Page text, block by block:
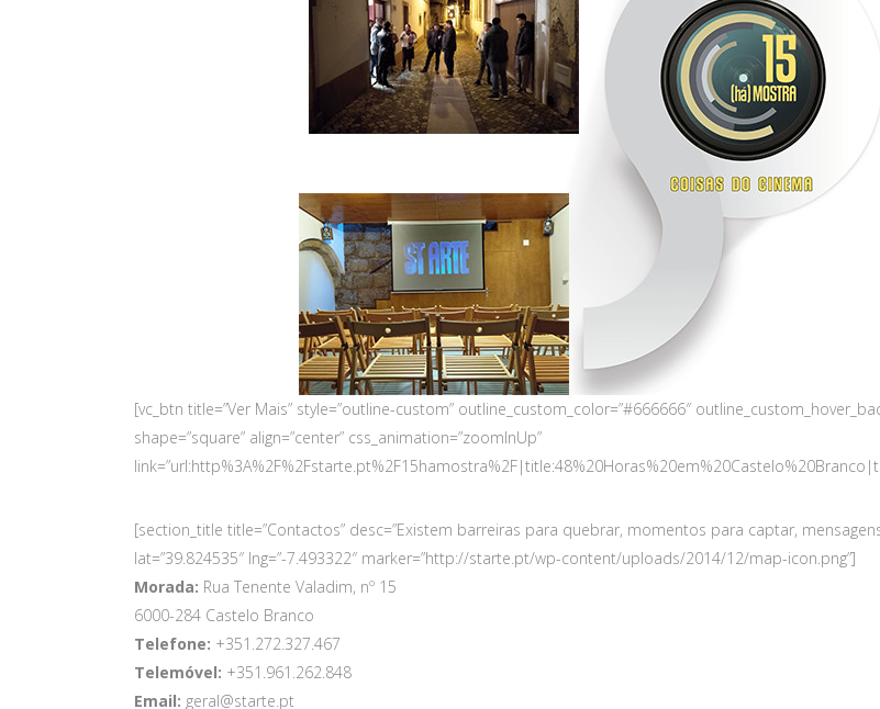
[vc_btn title=”Ver Mais” style=”outline-custom” outline_custom_color=”#666666″
shape=”square” align=”center” css_animation=”zoomInUp”
[section_title title=”Contactos” desc=”Existem barreiras para quebrar, momentos para captar,
lat=”39.824535″ lng=”-7.493322″ marker=”http://starte.pt/wp-content/uploads/2014/12/map-icon.png”]
Morada: Rua Tenente Valadim, nº 15
6000-284 Castelo Branco
Telefone: +351.272.327.467
Telemóvel: +351.961.262.848
Email: geral@starte.pt